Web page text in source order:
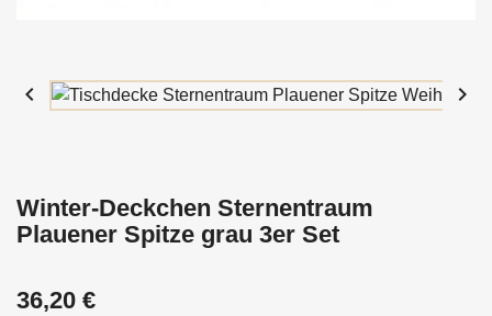
 
Winter-Deckchen Sternentraum
Plauener Spitze grau 3er Set
36,20 €